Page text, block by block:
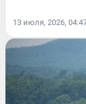
13 июля, 2026,